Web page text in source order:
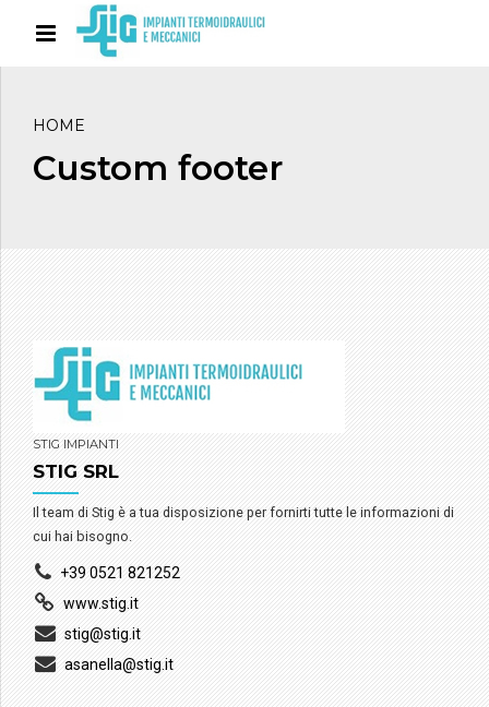
HOME
Custom footer
STIG IMPIANTI
STIG SRL
Il team di Stig è a tua disposizione per fornirti tutte le informazioni di
cui hai bisogno.
+39 0521 821252
www.stig.it
stig@stig.it
asanella@stig.it